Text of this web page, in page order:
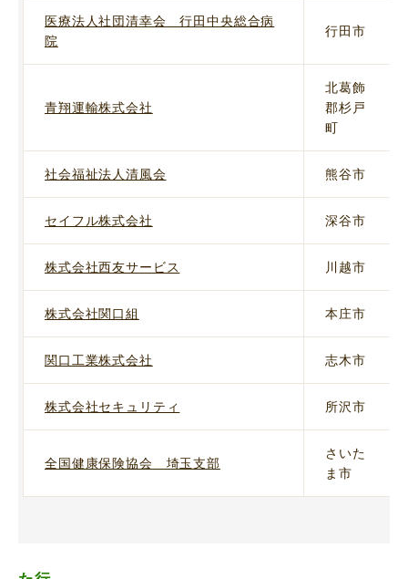
医療法人社団清幸会 行田中央総合病
院
行田市
青翔運輸株式会社
北葛飾
郡杉戸
町
社会福祉法人清風会 熊谷市
セイフル株式会社 深谷市
株式会社西友サービス 川越市
株式会社関口組 本庄市
関口工業株式会社 志木市
株式会社セキュリティ 所沢市
全国健康保険協会 埼玉支部
さいた
ま市